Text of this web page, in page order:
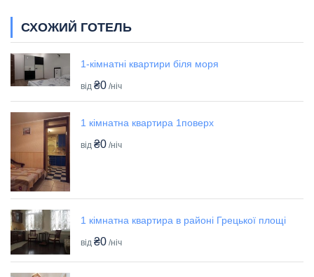
СХОЖИЙ ГОТЕЛЬ
1-кімнатні квартири біля моря
від ₴0 /ніч
1 кімнатна квартира 1поверх
від ₴0 /ніч
1 кімнатна квартира в районі Грецької площі
від ₴0 /ніч